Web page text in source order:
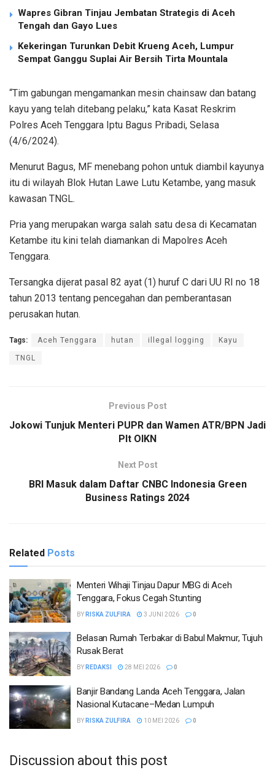
Wapres Gibran Tinjau Jembatan Strategis di Aceh
Tengah dan Gayo Lues
Kekeringan Turunkan Debit Krueng Aceh, Lumpur
Sempat Ganggu Suplai Air Bersih Tirta Mountala
“Tim gabungan mengamankan mesin chainsaw dan batang
kayu yang telah ditebang pelaku,” kata Kasat Reskrim
Polres Aceh Tenggara Iptu Bagus Pribadi, Selasa
(4/6/2024).
Menurut Bagus, MF menebang pohon untuk diambil kayunya
itu di wilayah Blok Hutan Lawe Lutu Ketambe, yang masuk
kawasan TNGL.
Pria yang merupakan warga salah satu desa di Kecamatan
Ketambe itu kini telah diamankan di Mapolres Aceh
Tenggara.
Tersangka dijerat pasal 82 ayat (1) huruf C dari UU RI no 18
tahun 2013 tentang pencegahan dan pemberantasan
perusakan hutan.
Tags: Aceh Tenggara hutan illegal logging Kayu
TNGL
Previous Post
Jokowi Tunjuk Menteri PUPR dan Wamen ATR/BPN Jadi
Plt OIKN
Next Post
BRI Masuk dalam Daftar CNBC Indonesia Green
Business Ratings 2024
Related Posts
Menteri Wihaji Tinjau Dapur MBG di Aceh
Tenggara, Fokus Cegah Stunting
BY RISKA ZULFIRA 3 JUNI 2026 0
Belasan Rumah Terbakar di Babul Makmur, Tujuh
Rusak Berat
BY REDAKSI 28 MEI 2026 0
Banjir Bandang Landa Aceh Tenggara, Jalan
Nasional Kutacane–Medan Lumpuh
BY RISKA ZULFIRA 10 MEI 2026 0
Discussion about this post